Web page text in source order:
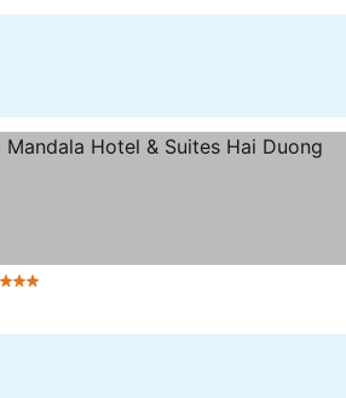
3 Estrelas